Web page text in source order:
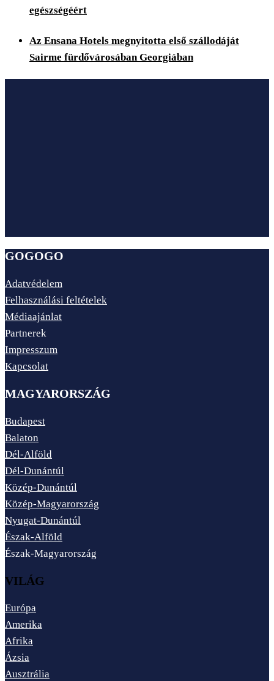
egészségéért
Az Ensana Hotels megnyitotta első szállodáját
Sairme fürdővárosában Georgiában
GOGOGO
Adatvédelem
Felhasználási feltételek
Médiaajánlat
Partnerek
Impresszum
Kapcsolat
MAGYARORSZÁG
Budapest
Balaton
Dél-Alföld
Dél-Dunántúl
Közép-Dunántúl
Közép-Magyarország
Nyugat-Dunántúl
Észak-Alföld
Észak-Magyarország
VILÁG
Európa
Amerika
Afrika
Ázsia
Ausztrália